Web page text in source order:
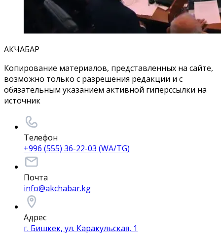
АКЧАБАР
Копирование материалов, представленных на сайте,
возможно только с разрешения редакции и с
обязательным указанием активной гиперссылки на
источник
Телефон
+996 (555) 36-22-03 (WA/TG)
Почта
info@akchabar.kg
Адрес
г. Бишкек, ул. Каракульская, 1